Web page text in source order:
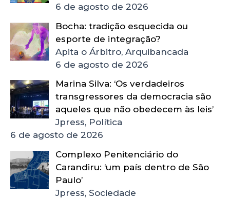
6 de agosto de 2026
Bocha: tradição esquecida ou
esporte de integração?
Apita o Árbitro, Arquibancada
6 de agosto de 2026
Marina Silva: ‘Os verdadeiros
transgressores da democracia são
aqueles que não obedecem às leis’
Jpress, Política
6 de agosto de 2026
Complexo Penitenciário do
Carandiru: ‘um país dentro de São
Paulo’
Jpress, Sociedade